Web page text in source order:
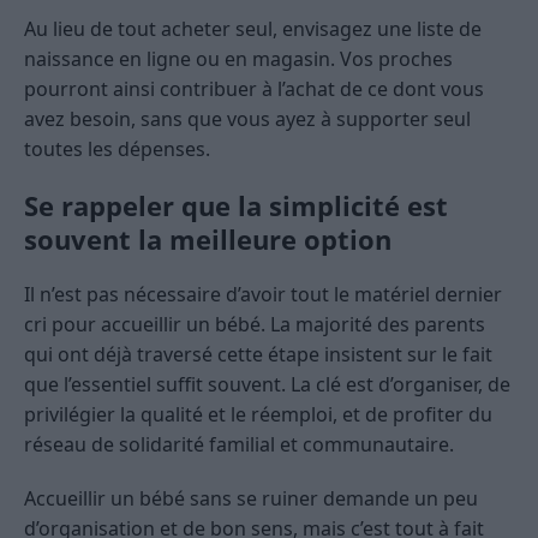
Au lieu de tout acheter seul, envisagez une liste de
naissance en ligne ou en magasin. Vos proches
pourront ainsi contribuer à l’achat de ce dont vous
avez besoin, sans que vous ayez à supporter seul
toutes les dépenses.
Se rappeler que la simplicité est
souvent la meilleure option
Il n’est pas nécessaire d’avoir tout le matériel dernier
cri pour accueillir un bébé. La majorité des parents
qui ont déjà traversé cette étape insistent sur le fait
que l’essentiel suffit souvent. La clé est d’organiser, de
privilégier la qualité et le réemploi, et de profiter du
réseau de solidarité familial et communautaire.
Accueillir un bébé sans se ruiner demande un peu
d’organisation et de bon sens, mais c’est tout à fait